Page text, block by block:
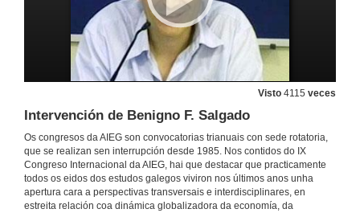
Visto 4115 veces
Intervención de Benigno F. Salgado
Os congresos da AIEG son convocatorias trianuais con sede rotatoria,
que se realizan sen interrupción desde 1985. Nos contidos do IX
Congreso Internacional da AIEG, hai que destacar que practicamente
todos os eidos dos estudos galegos viviron nos últimos anos unha
apertura cara a perspectivas transversais e interdisciplinares, en
estreita relación coa dinámica globalizadora da economía, da